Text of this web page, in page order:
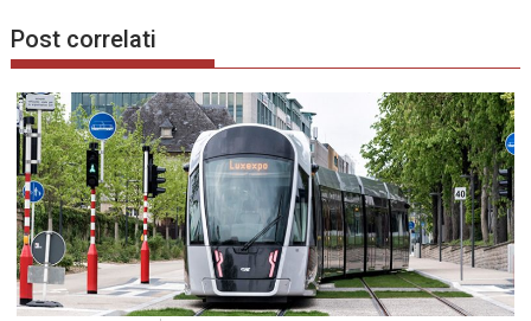
Post correlati